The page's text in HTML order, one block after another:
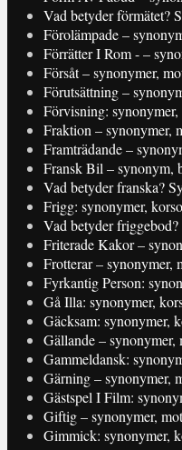
Vad betyder förmätet?
Förolämpade –
Förrätter I Rom - –
Försåt – synonymer,
Förutsättning –
Förvisning:
Fraktion – synonymer,
Framträdande –
Fransk Bil – synonym,
Vad betyder franska?
Frigg: synonymer,
Vad betyder
Friterade Kakor –
Frotterar – synonymer,
Fyrkantig Person:
Gå Illa: synonymer,
Gäcksam: synonymer,
Gällande – synonymer,
Gammeldansk:
Gärning – synonymer,
Gästspel I Film:
Giftig – synonymer,
Gimmick: synonymer,